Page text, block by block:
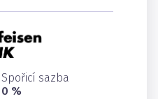
Spořicí sazba
0 %